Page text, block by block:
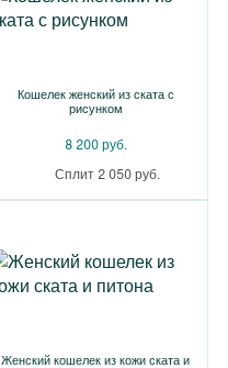
Кошелек женский из ската с
рисунком
8 200 руб.
Сплит 2 050 руб.
Женский кошелек из кожи ската и